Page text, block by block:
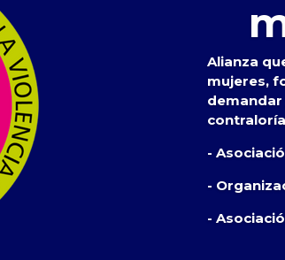
Alianza
mujeres,
demandar
-
-
-